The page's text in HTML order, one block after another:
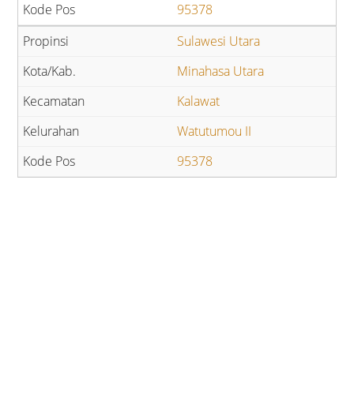
95378
Sulawesi Utara
Minahasa Utara
Kalawat
Watutumou II
95378